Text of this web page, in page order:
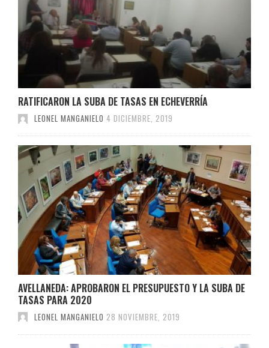
RATIFICARON LA SUBA DE TASAS EN ECHEVERRÍA
LEONEL MANGANIELO 4 DICIEMBRE, 2019
AVELLANEDA: APROBARON EL PRESUPUESTO Y LA SUBA DE
TASAS PARA 2020
LEONEL MANGANIELO 28 NOVIEMBRE, 2019